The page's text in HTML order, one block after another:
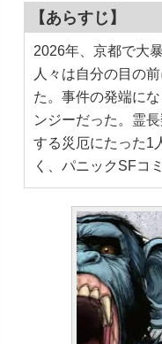
【あらすじ】
2026年、京都で大
人々は自分の目の
た。事件の発端に
ンジーだった。霊
する災厄にたった
く、パニックSFコ